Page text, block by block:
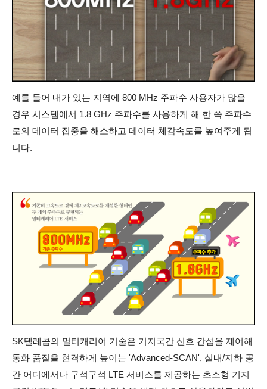
예를 들어 내가 있는 지역에 800 MHz 주파수 사용자가 많을
경우 시스템에서 1.8 GHz 주파수를 사용하게 해 한 쪽 주파수
로의 데이터 집중을 해소하고 데이터 체감속도를 높여주게 됩
니다.
SK텔레콤의 멀티캐리어 기술은 기지국간 신호 간섭을 제어해
통화 품질을 현격하게 높이는 'Advanced-SCAN', 실내/지하 공
간 어디에서나 구석구석 LTE 서비스를 제공하는 초소형 기지